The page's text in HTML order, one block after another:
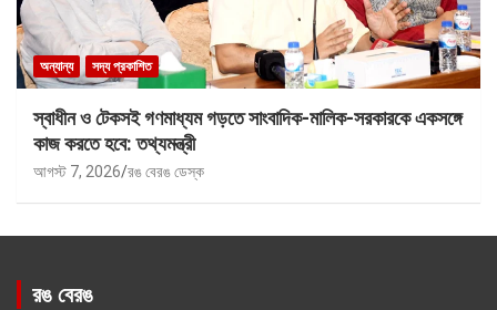
অন্যান্য সদ্য প্রকাশিত
স্বাধীন ও টেকসই গণমাধ্যম গড়তে সাংবাদিক-মালিক-সরকারকে একসঙ্গে
কাজ করতে হবে: তথ্যমন্ত্রী
আগস্ট 7, 2026 রঙ বেরঙ ডেস্ক
রঙ বেরঙ